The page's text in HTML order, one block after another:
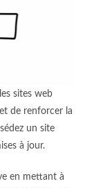
sites web
de renforcer la
un site
à jour.
en mettant à